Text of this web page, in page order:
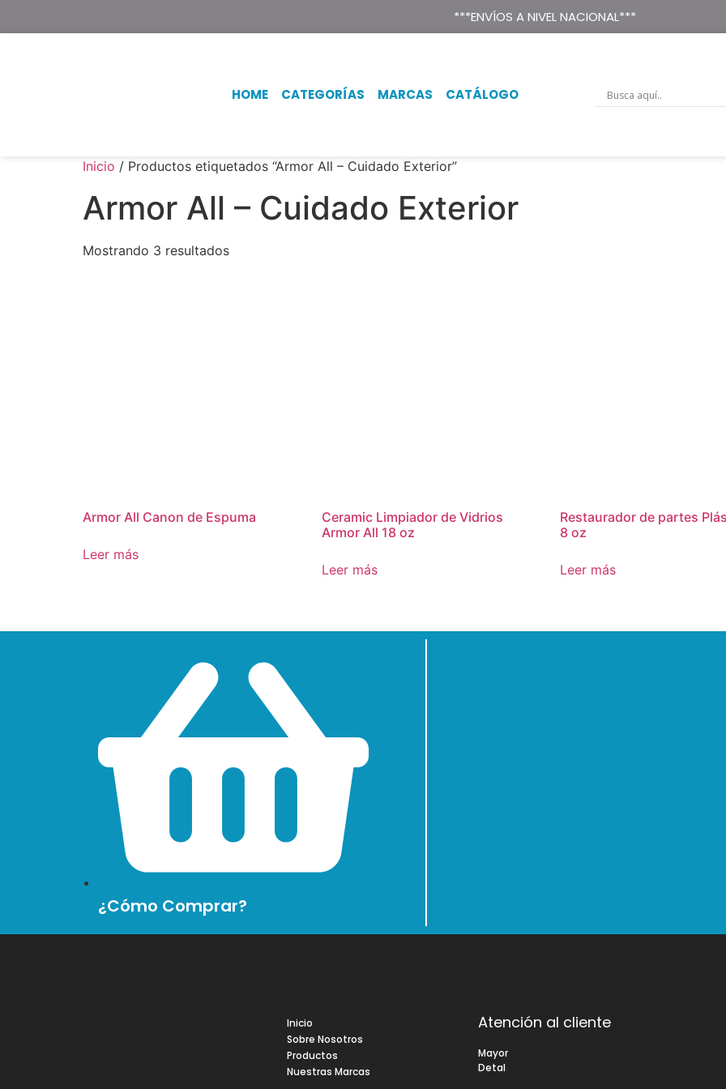
Texsal Venezuela – Distribuidora oficial de
***ENVÍOS A NIVEL NACIONAL***
HOME CATEGORÍAS MARCAS CATÁLOGO
Inicio / Productos etiquetados “Armor All – Cuidado Exterior”
Armor All – Cuidado Exterior
Mostrando 3 resultados
Armor All Canon de Espuma
Leer más
Ceramic Limpiador de Vidrios
Armor All 18 oz
Leer más
Restaurador de partes
8 oz
Leer más
¿Cómo Comprar?
Inicio
Sobre Nosotros
Productos
Nuestras Marcas
Atención al cliente
Mayor
Detal